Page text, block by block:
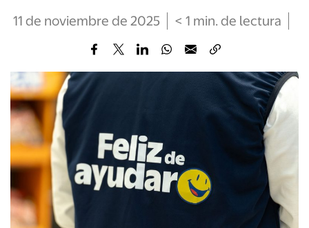
11 de noviembre de 2025 < 1 min. de lectura